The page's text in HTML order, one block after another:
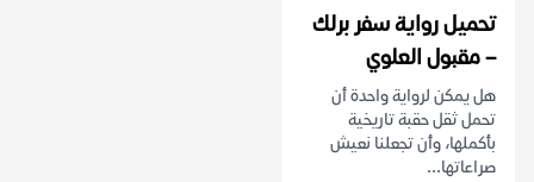
تحميل رواية سفر برلك
– مقبول العلوي
هل يمكن لرواية واحدة أن
تحمل ثقل حقبة تاريخية
بأكملها، وأن تجعلنا نعيش
صراعاتها...